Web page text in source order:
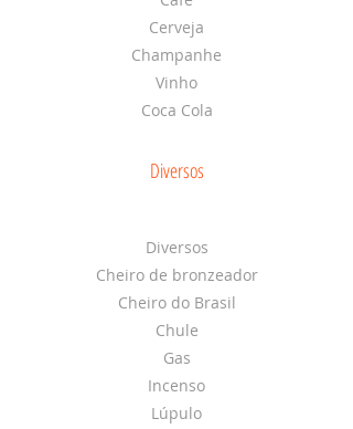
Cerveja
Champanhe
Vinho
Coca Cola
Diversos
Diversos
Cheiro de bronzeador
Cheiro do Brasil
Chule
Gas
Incenso
Lúpulo